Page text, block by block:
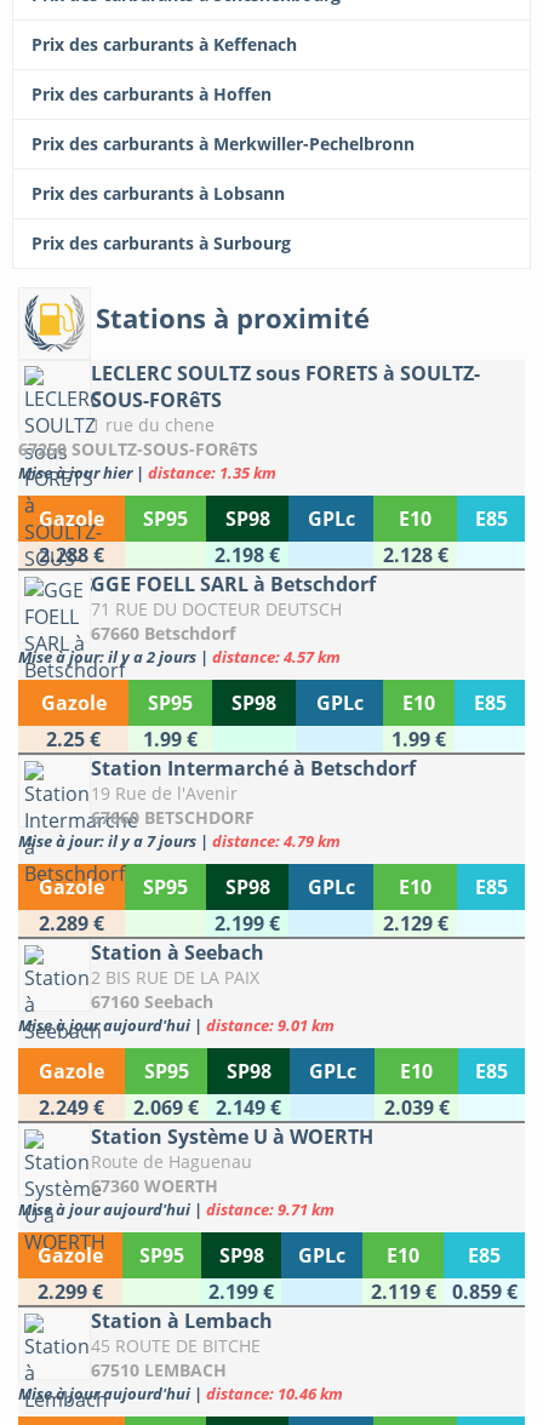
Prix des carburants à Keffenach
Prix des carburants à Hoffen
Prix des carburants à Merkwiller-Pechelbronn
Prix des carburants à Lobsann
Prix des carburants à Surbourg
Stations à proximité
LECLERC SOULTZ sous FORETS à SOULTZ-
SOUS-FORêTS
1 rue du chene
67250 SOULTZ-SOUS-FORêTS
Mise à jour hier | distance: 1.35 km
Gazole SP95 SP98 GPLc E10
E85
2.288 €
2.198 €
2.128 €
GGE FOELL SARL à Betschdorf
71 RUE DU DOCTEUR DEUTSCH
67660 Betschdorf
Mise à jour: il y a 2 jours | distance: 4.57 km
Gazole SP95 SP98 GPLc E10
E85
2.25 €
1.99 €
1.99 €
Station Intermarché à Betschdorf
19 Rue de l'Avenir
67660 BETSCHDORF
Mise à jour: il y a 7 jours | distance: 4.79 km
Gazole SP95 SP98 GPLc E10
E85
2.289 €
2.199 €
2.129 €
Station à Seebach
2 BIS RUE DE LA PAIX
67160 Seebach
Mise à jour aujourd'hui | distance: 9.01 km
Gazole SP95 SP98 GPLc E10
E85
2.249 €
2.069 € 2.149 €
2.039 €
Station Système U à WOERTH
Route de Haguenau
67360 WOERTH
Mise à jour aujourd'hui | distance: 9.71 km
Gazole SP95 SP98 GPLc E10
E85
2.299 €
2.199 € 2.119 €
0.859 €
Station à Lembach
45 ROUTE DE BITCHE
67510 LEMBACH
Mise à jour aujourd'hui | distance: 10.46 km